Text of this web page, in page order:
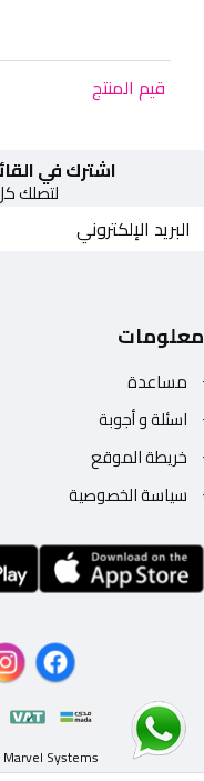
قيم المنتج
اشترك في
لتصلك
معلومات
مساعدة
اسئلة و أجوبة
خريطة الموقع
سياسة الخصوصية
by Marvel Systems